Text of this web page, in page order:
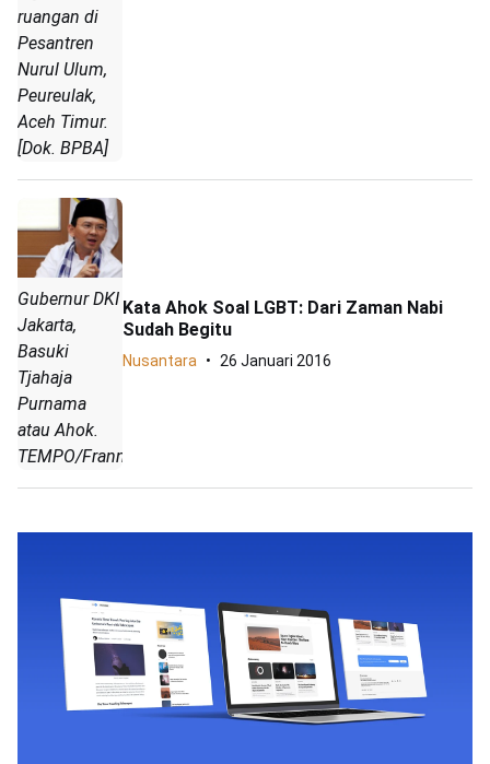
ruangan di
Pesantren
Nurul Ulum,
Peureulak,
Aceh Timur.
[Dok. BPBA]
Gubernur DKI
Jakarta,
Basuki
Tjahaja
Purnama
atau Ahok.
TEMPO/Frannoto
Kata Ahok Soal LGBT: Dari Zaman Nabi
Sudah Begitu
Nusantara 26 Januari 2016